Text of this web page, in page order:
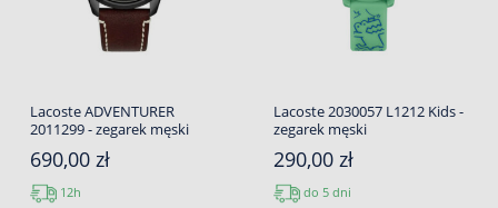
Lacoste ADVENTURER
2011299 - zegarek męski
690,00 zł
12h
Lacoste 2030057 L1212 Kids -
zegarek męski
290,00 zł
do 5 dni